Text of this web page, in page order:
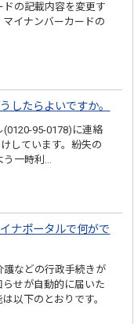
の記載内容を変更す
イナンバーカードの
したらよいですか。
95-0178)に連絡
しています。紛失の
う一時利…
ナポータルで何がで
などの行政手続きが
せが自動的に届いた
以下のとおりです。